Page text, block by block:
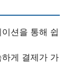
션을 통해 쉽
게 결제가 가